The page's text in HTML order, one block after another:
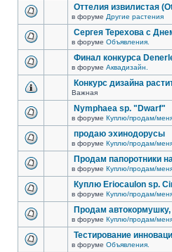
Оттелия извилистая
в форуме Другие растения
Сергея Терехова с
в форуме Объявления.
Финал конкурса
в форуме Аквадизайн.
Конкурс дизайна
Важная
Nymphaea sp. "Dwarf"
в форуме Куплю/продам/
продаю эхинодорусы
в форуме Куплю/продам/
Продам папоротники
в форуме Куплю/продам/
Куплю Eriocaulon sp.
в форуме Куплю/продам/
Продам
в форуме Куплю/продам/
Тестирование
в форуме Объявления.